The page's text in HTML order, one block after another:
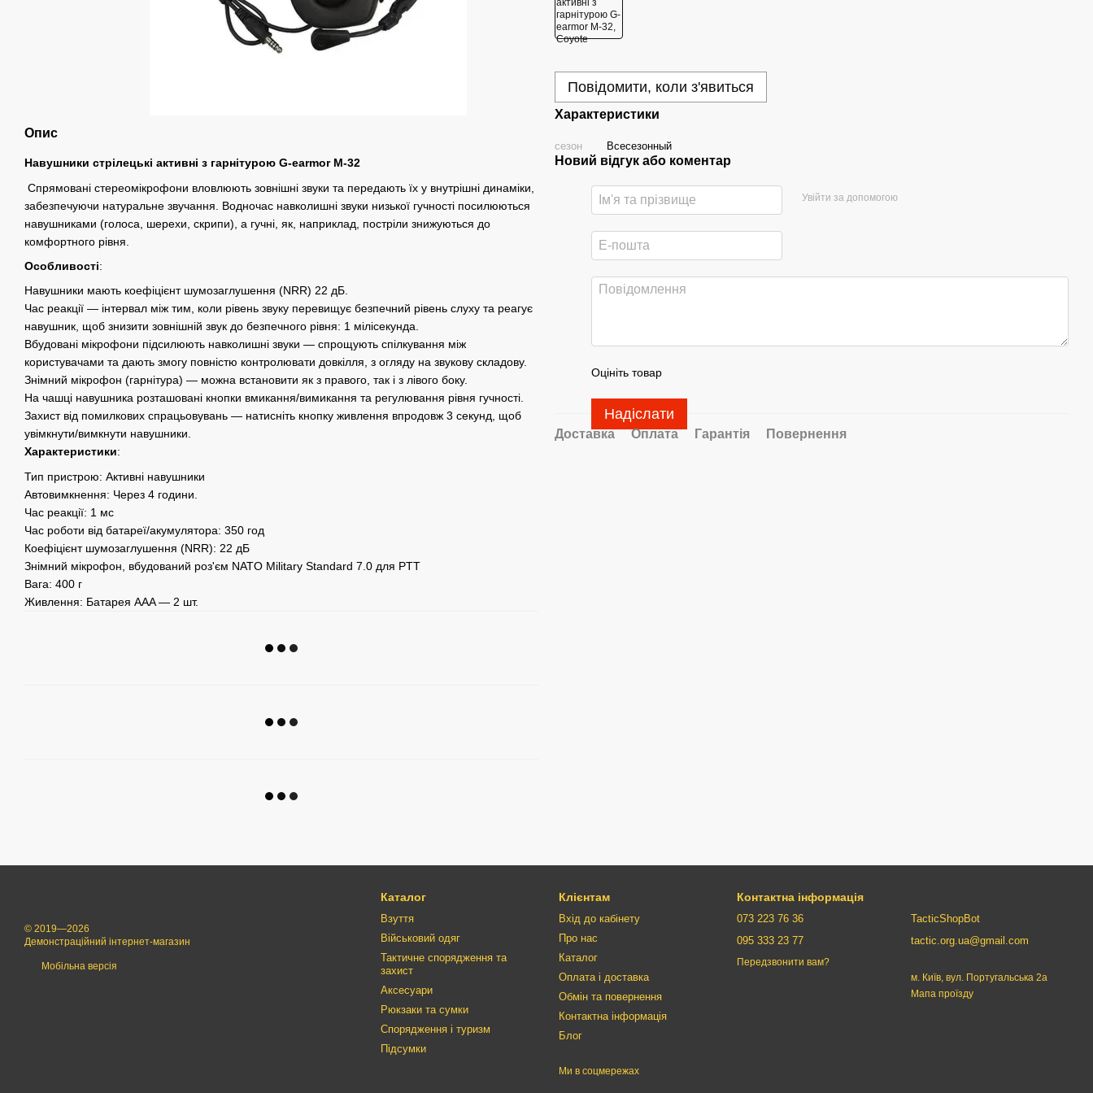
Опис
Навушники стрілецькі активні з гарнітурою G-earmor M-32
Спрямовані стереомікрофони вловлюють зовнішні звуки та передають їх у внутрішні динаміки,
забезпечуючи натуральне звучання. Водночас навколишні звуки низької гучності посилюються
навушниками (голоса, шерехи, скрипи), а гучні, як, наприклад, постріли знижуються до
комфортного рівня.
Особливості:
Навушники мають коефіцієнт шумозаглушення (NRR) 22 дБ.
Час реакції — інтервал між тим, коли рівень звуку перевищує безпечний рівень слуху та реагує
навушник, щоб знизити зовнішній звук до безпечного рівня: 1 мілісекунда.
Вбудовані мікрофони підсилюють навколишні звуки — спрощують спілкування між
користувачами та дають змогу повністю контролювати довкілля, з огляду на звукову складову.
Знімний мікрофон (гарнітура) — можна встановити як з правого, так і з лівого боку.
На чашці навушника розташовані кнопки вмикання/вимикання та регулювання рівня гучності.
Захист від помилкових спрацьовувань — натисніть кнопку живлення впродовж 3 секунд, щоб
увімкнути/вимкнути навушники.
Характеристики:
Тип пристрою: Активні навушники
Автовимкнення: Через 4 години.
Час реакції: 1 мс
Час роботи від батареї/акумулятора: 350 год
Коефіцієнт шумозаглушення (NRR): 22 дБ
Знімний мікрофон, вбудований роз'єм NATO Military Standard 7.0 для PTT
Вага: 400 г
Живлення: Батарея AAA — 2 шт.
Повідомити, коли з'явиться
Характеристики
сезон Всесезонный
Новий відгук або коментар
Увійти за допомогою
Оцініть товар
Надіслати
Доставка Оплата Гарантія Повернення
© 2019—2026
Демонстраційний інтернет-магазин
Мобільна версія
Каталог
Взуття
Військовий одяг
Тактичне спорядження та
захист
Аксесуари
Рюкзаки та сумки
Спорядження і туризм
Підсумки
Клієнтам
Вхід до кабінету
Про нас
Каталог
Оплата і доставка
Обмін та повернення
Контактна інформація
Блог
Ми в соцмережах
Контактна інформація
073 223 76 36
095 333 23 77
Передзвонити вам?
TacticShopBot
tactic.org.ua@gmail.com
м. Київ, вул. Португальська 2а
Мапа проїзду